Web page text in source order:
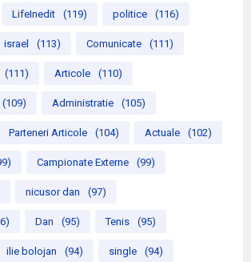
LifeInedit (119) politice (116)
israel (113) Comunicate (111)
(111) Articole (110)
(109) Administratie (105)
Parteneri Articole (104) Actuale (102)
Campionate Externe (99)
nicusor dan (97)
Dan (95) Tenis (95)
ilie bolojan (94) single (94)